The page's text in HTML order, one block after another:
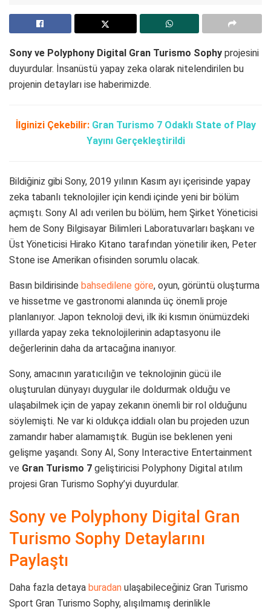
Sony ve Polyphony Digital Gran Turismo Sophy projesini
duyurdular. İnsanüstü yapay zeka olarak nitelendirilen bu
projenin detayları ise haberimizde.
İlginizi Çekebilir: Gran Turismo 7 Odaklı State of Play
Yayını Gerçekleştirildi
Bildiğiniz gibi Sony, 2019 yılının Kasım ayı içerisinde yapay
zeka tabanlı teknolojiler için kendi içinde yeni bir bölüm
açmıştı. Sony AI adı verilen bu bölüm, hem Şirket Yöneticisi
hem de Sony Bilgisayar Bilimleri Laboratuvarları başkanı ve
Üst Yöneticisi Hirako Kitano tarafından yönetilir iken, Peter
Stone ise Amerikan ofisinden sorumlu olacak.
Basın bildirisinde bahsedilene göre, oyun, görüntü oluşturma
ve hissetme ve gastronomi alanında üç önemli proje
planlanıyor. Japon teknoloji devi, ilk iki kısmın önümüzdeki
yıllarda yapay zeka teknolojilerinin adaptasyonu ile
değerlerinin daha da artacağına inanıyor.
Sony, amacının yaratıcılığın ve teknolojinin gücü ile
oluşturulan dünyayı duygular ile doldurmak olduğu ve
ulaşabilmek için de yapay zekanın önemli bir rol olduğunu
söylemişti. Ne var ki oldukça iddialı olan bu projeden uzun
zamandır haber alamamıştık. Bugün ise beklenen yeni
gelişme yaşandı. Sony AI, Sony Interactive Entertainment
ve Gran Turismo 7 geliştiricisi Polyphony Digital atılım
projesi Gran Turismo Sophy’yi duyurdular.
Sony ve Polyphony Digital Gran
Turismo Sophy Detaylarını
Paylaştı
Daha fazla detaya buradan ulaşabileceğiniz Gran Turismo
Sport Gran Turismo Sophy, alışılmamış derinlikle